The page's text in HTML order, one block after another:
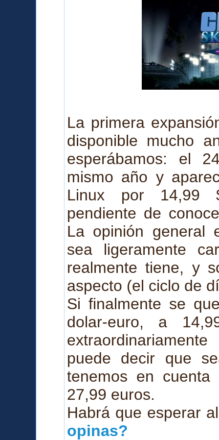
La primera
disponible mucho
esperábamos: el
mismo año y a
Linux por 14,99
pendiente de
La opinión general
sea ligeramente
realmente tiene, y
aspecto (el ciclo de
Si finalmente se
dolar-euro, a
puede decir que
tenemos en
27,99 euros.
Habrá que esperar
opinas?